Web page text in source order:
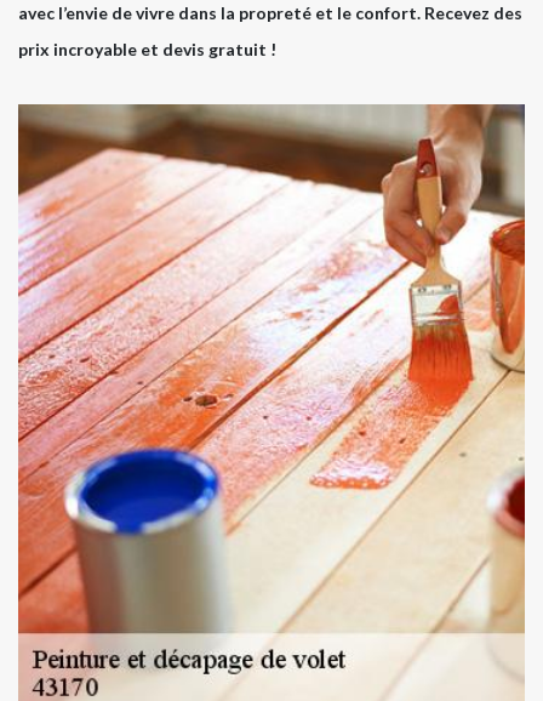
avec l’envie de vivre dans la propreté et le confort. Recevez des
prix incroyable et devis gratuit !